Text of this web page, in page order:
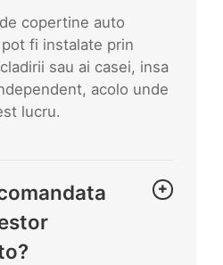
copertine auto
fi instalate prin
sau ai casei, insa
acolo unde
lucru.